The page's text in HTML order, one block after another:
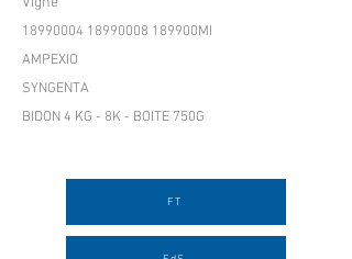
18990004 18990008 189900MI
AMPEXIO
SYNGENTA
BIDON 4 KG - 8K - BOITE 750G
FT